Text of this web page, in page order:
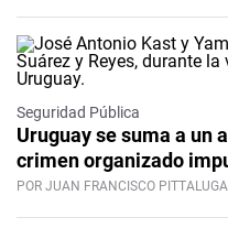
Seguridad Pública
Uruguay se suma a un
crimen organizado
POR JUAN FRANCISCO PITTALUGA